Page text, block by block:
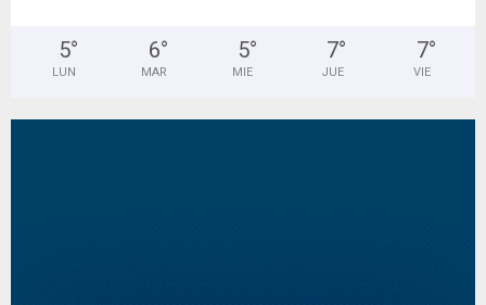
5°
LUN
6°
MAR
5°
MIE
7°
JUE
7°
VIE